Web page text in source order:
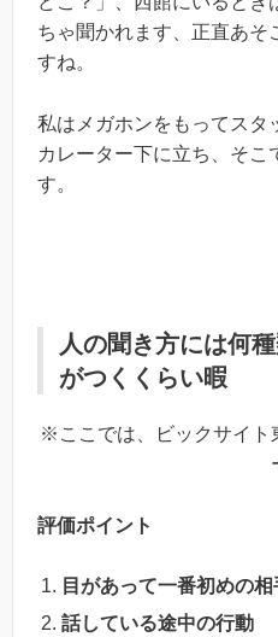
ちゃ聞かれます、正直あそ
すね。
私はメガホンをもってスタ
カレーター下に立ち、そこ
す。
人の聞き方には何
がつくくらい暇
※ここでは、ビックサイト
評価ポイント
目があって一番初めの
話している途中の行動